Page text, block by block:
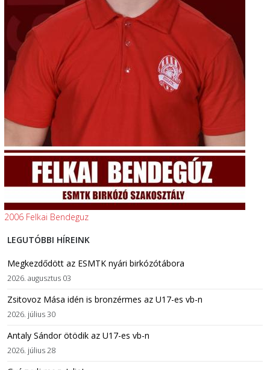
2006 Felkai Bendeguz
LEGUTÓBBI HÍREINK
Megkezdődött az ESMTK nyári birkózótábora
2026. augusztus 03
Zsitovoz Mása idén is bronzérmes az U17-es vb-n
2026. július 30
Antaly Sándor ötödik az U17-es vb-n
2026. július 28